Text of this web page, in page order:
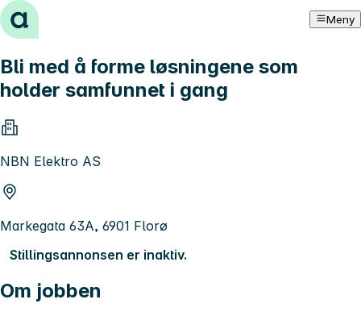
Hopp til innhold Meny
Bli med å forme løsningene som
holder samfunnet i gang
NBN Elektro AS
Markegata 63A, 6901 Florø
Stillingsannonsen er inaktiv.
Om jobben